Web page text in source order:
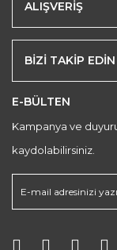
ALIŞVERİŞ
BİZİ TAKİP EDİN
E-BÜLTEN
Kampanya ve
kaydolabilirsiniz.